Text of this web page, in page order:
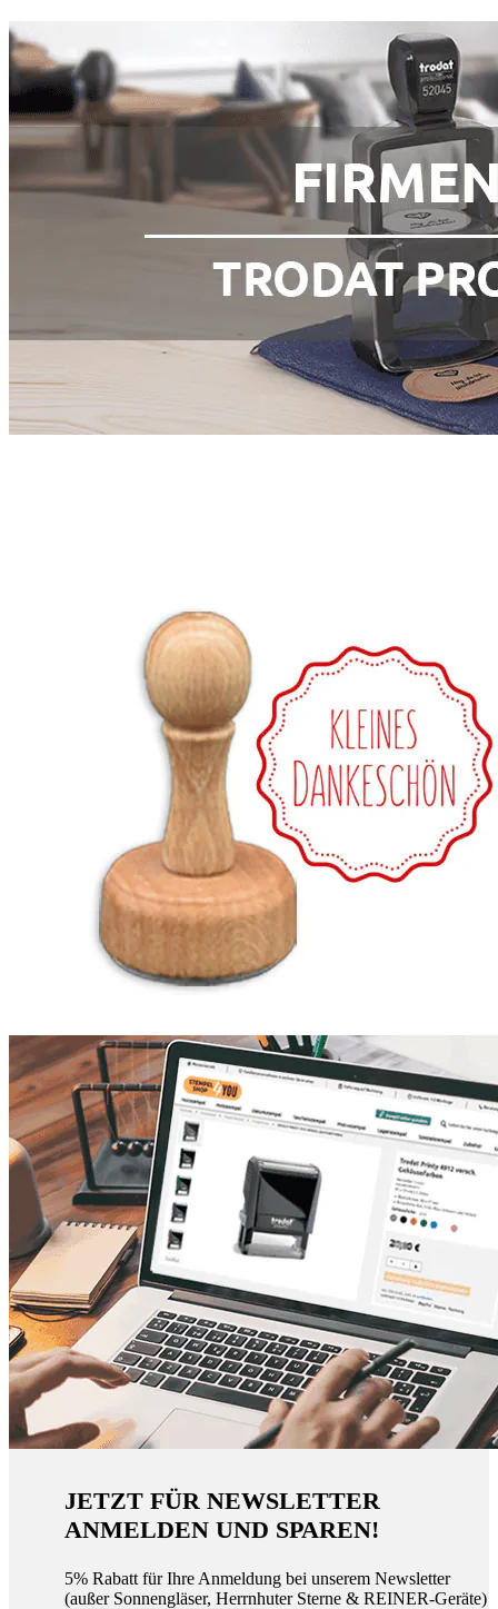
JETZT FÜR NEWSLETTER
ANMELDEN UND SPAREN!
5% Rabatt für Ihre Anmeldung bei unserem Newsletter
(außer Sonnengläser, Herrnhuter Sterne & REINER-Geräte)